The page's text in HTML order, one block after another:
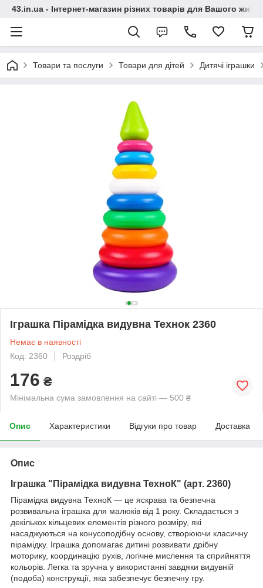
43.in.ua - Інтернет-магазин різних товарів для Вашого
Товари та послуги Товари для дітей Дитячі іграшки
Іграшка Пірамідка видувна Технок 2360
Немає в наявності
Код: 2360
Роздріб
176 ₴
Мінімальна сума замовлення на сайті — 500 ₴
Опис Характеристики Відгуки про товар Доставка
Опис
Іграшка "Пірамідка видувна ТехноК" (арт. 2360)
Пірамідка видувна ТехноК — це яскрава та безпечна
розвивальна іграшка для малюків від 1 року. Складається з
декількох кільцевих елементів різного розміру, які
насаджуються на конусоподібну основу, створюючи класичну
пірамідку. Іграшка допомагає дитині розвивати дрібну
моторику, координацію рухів, логічне мислення та сприйняття
кольорів. Легка та зручна у використанні завдяки видувній
(подоба) конструкції, яка забезпечує безпечну гру.